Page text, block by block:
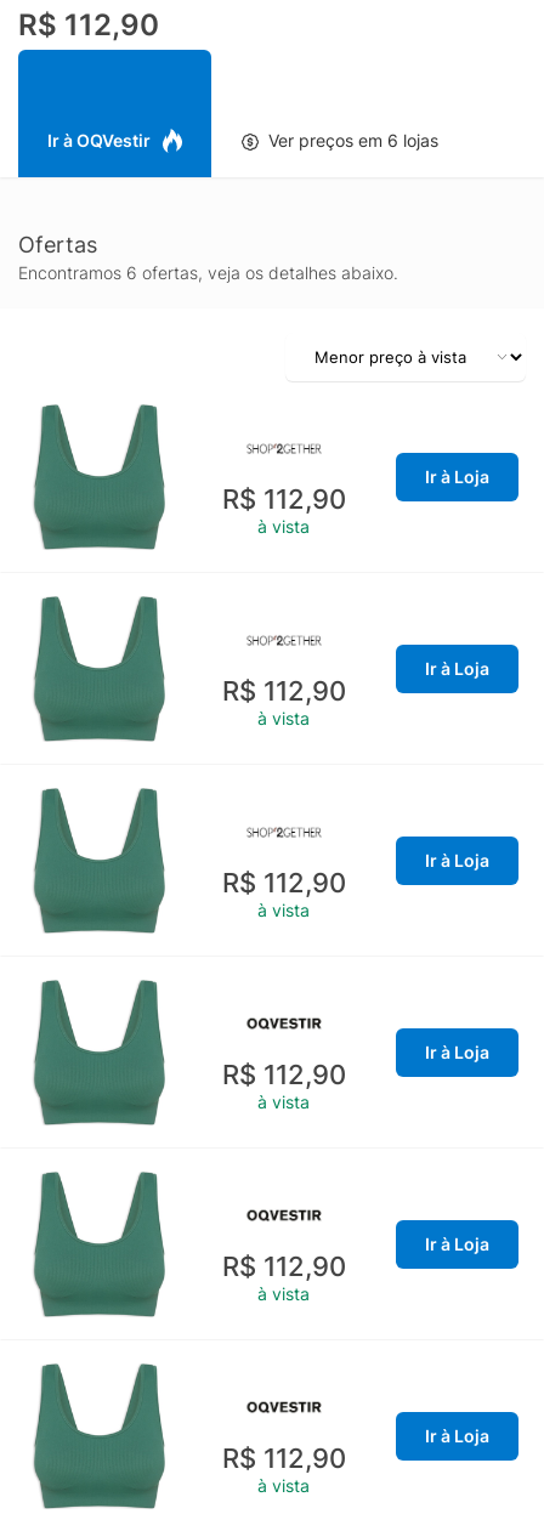
R$ 112,90
Ir à OQVestir Ver preços em 6 lojas
Ofertas
Encontramos 6 ofertas, veja os detalhes abaixo.
R$ 112,90
à vista
Ir à Loja
R$ 112,90
à vista
Ir à Loja
R$ 112,90
à vista
Ir à Loja
R$ 112,90
à vista
Ir à Loja
R$ 112,90
à vista
Ir à Loja
R$ 112,90
à vista
Ir à Loja